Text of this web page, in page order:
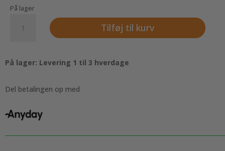
På lager
Beanie
Merino
Sort
antal
Tilføj til kurv
På lager: Levering 1 til 3 hverdage
Del betalingen op med